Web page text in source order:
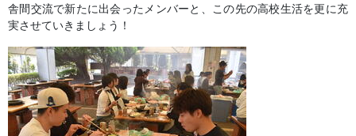
舎間交流で新たに出会ったメンバーと、この先の高校生活を更に充
実させていきましょう！